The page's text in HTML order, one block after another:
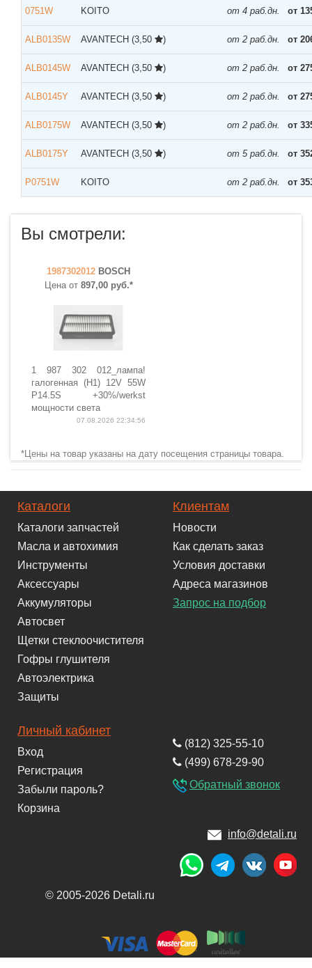
0751W KOITO от 4 раб.дн. от
ALB0135W AVANTECH (3,50 ) от 2 раб.дн. от
ALB0145W AVANTECH (3,50 ) от 2 раб.дн. от
ALB0145Y AVANTECH (3,50 ) от 2 раб.дн. от
ALB0175W AVANTECH (3,50 ) от 2 раб.дн. от
ALB0175Y AVANTECH (3,50 ) от 5 раб.дн. от
P0751W KOITO от 2 раб.дн. от
Вы смотрели:
1987302012 BOSCH
Цена от 897,00 руб.*
1 987 302 012_лампа!
галогенная (H1) 12V 55W
P14.5S +30%/werkst
мощности света
07.08.2026 22:34:56
*Цены на товар указаны на дату посещения страницы товара.
Каталоги
Каталоги запчастей
Масла и автохимия
Инструменты
Аксессуары
Аккумуляторы
Автосвет
Щетки стеклоочистителя
Гофры глушителя
Автоэлектрика
Защиты
Клиентам
Новости
Как сделать заказ
Условия доставки
Адреса магазинов
Запрос на подбор
Личный кабинет
Вход
Регистрация
Забыли пароль?
Корзина
(812) 325-55-10
(499) 678-29-90
Обратный звонок
info@detali.ru
© 2005-2026 Detali.ru